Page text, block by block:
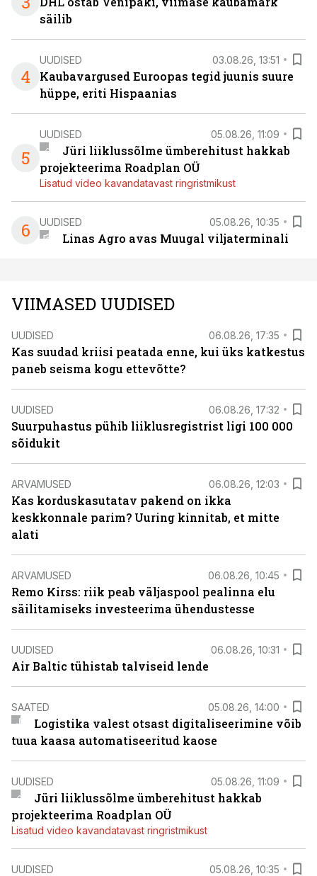
säilib
4
UUDISED 03.08.26, 13:51
Kaubavargused Euroopas tegid juunis suure
hüppe, eriti Hispaanias
5
UUDISED 05.08.26, 11:09
Jüri liiklussõlme ümberehitust hakkab
projekteerima Roadplan OÜ
Lisatud video kavandatavast ringristmikust
6 UUDISED 05.08.26, 10:35
Linas Agro avas Muugal viljaterminali
VIIMASED UUDISED
UUDISED 06.08.26, 17:35
Kas suudad kriisi peatada enne, kui üks katkestus
paneb seisma kogu ettevõtte?
UUDISED 06.08.26, 17:32
Suurpuhastus pühib liiklusregistrist ligi 100 000
sõidukit
ARVAMUSED 06.08.26, 12:03
Kas korduskasutatav pakend on ikka
keskkonnale parim? Uuring kinnitab, et mitte
alati
ARVAMUSED 06.08.26, 10:45
Remo Kirss: riik peab väljaspool pealinna elu
säilitamiseks investeerima ühendustesse
UUDISED 06.08.26, 10:31
Air Baltic tühistab talviseid lende
SAATED 05.08.26, 14:00
Logistika valest otsast digitaliseerimine võib
tuua kaasa automatiseeritud kaose
UUDISED 05.08.26, 11:09
Jüri liiklussõlme ümberehitust hakkab
projekteerima Roadplan OÜ
Lisatud video kavandatavast ringristmikust
UUDISED 05.08.26, 10:35